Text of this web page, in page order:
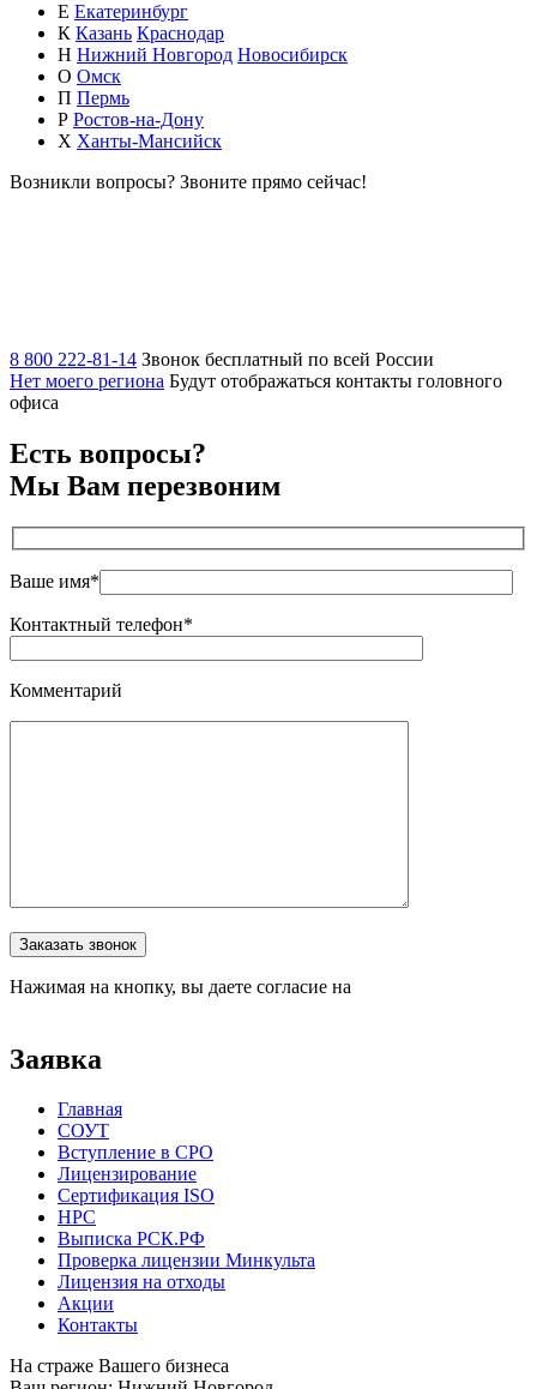
Е Екатеринбург
К Казань Краснодар
Н Нижний Новгород Новосибирск
О Омск
П Пермь
Р Ростов-на-Дону
Х Ханты-Мансийск
Возникли вопросы? Звоните прямо сейчас!
8 800 222-81-14 Звонок бесплатный по всей России
Нет моего региона Будут отображаться контакты головного
офиса
Есть вопросы?
Мы Вам перезвоним
Ваше имя*
Контактный телефон*
Комментарий
Оставьте это поле пустым.
Заказать звонок
Нажимая на кнопку, вы даете согласие на
Заявка
Главная
СОУТ
Вступление в СРО
Лицензирование
Сертификация ISO
НРС
Выписка РСК.РФ
Проверка лицензии Минкульта
Лицензия на отходы
Акции
Контакты
На страже Вашего бизнеса